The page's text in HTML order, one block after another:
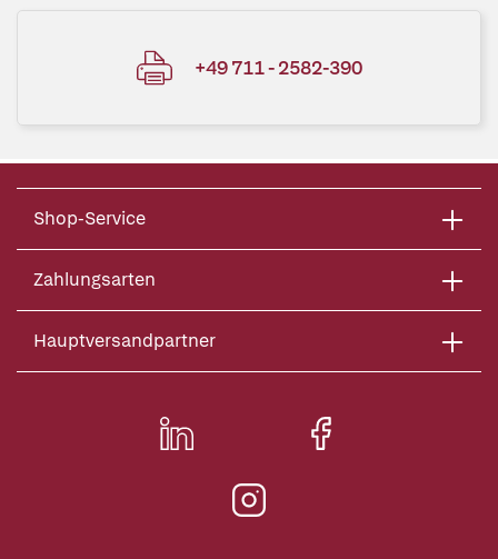
+49 711 - 2582-390
Shop-Service
Zahlungsarten
Hauptversandpartner